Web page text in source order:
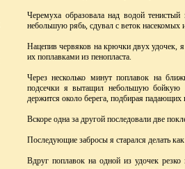
Черемуха образовала над водой
небольшую рябь, сдувал с веток
Нацепив червяков на крючки двух удочек, я
их поплавками из пенопласта.
Через несколько минут поплавок на
подсечки я вытащил небольшую бойкую
держится около берега, подбирая
Вскоре одна за другой последовали две
Последующие забросы я старался делать
Вдруг поплавок на одной из удочек